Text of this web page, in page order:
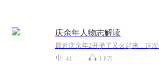
庆余年人物志解读
41 1.8万